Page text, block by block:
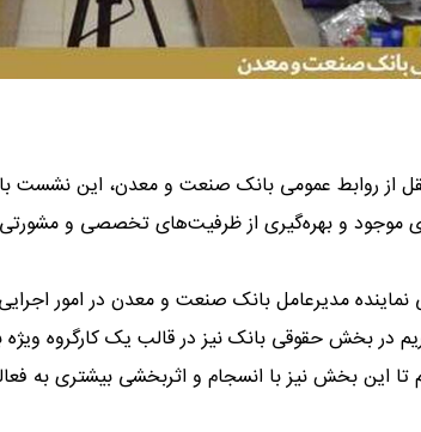
از روابط عمومی بانک صنعت و معدن، این نشست
موجود و بهره‌گیری از ظرفیت‌های تخصصی و مشورتی
مدیرعامل بانک صنعت و معدن در امور
در بخش حقوقی بانک نیز در قالب یک کارگروه
تا این بخش نیز با انسجام و اثربخشی بیشتری به